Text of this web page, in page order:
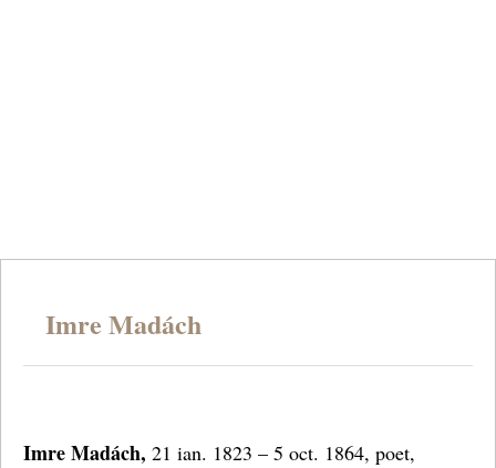
Imre Madách
Imre Madách, 21 ian. 1823 – 5 oct. 1864, poet,